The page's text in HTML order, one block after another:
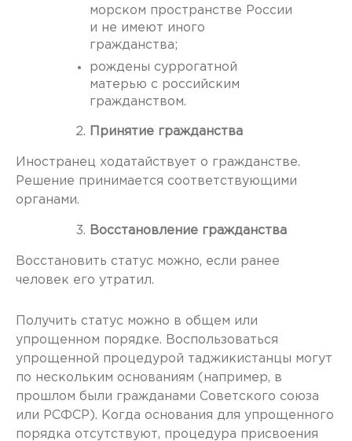
морском пространстве России
и не имеют иного
гражданства;
рождены суррогатной
матерью с российским
гражданством.
Принятие гражданства
Иностранец ходатайствует о гражданстве.
Решение принимается соответствующими
органами.
Восстановление гражданства
Восстановить статус можно, если ранее
человек его утратил.
Получить статус можно в общем или
упрощенном порядке. Воспользоваться
упрощенной процедурой таджикистанцы могут
по нескольким основаниям (например, в
прошлом были гражданами Советского союза
или РСФСР). Когда основания для упрощенного
порядка отсутствуют, процедура присвоения